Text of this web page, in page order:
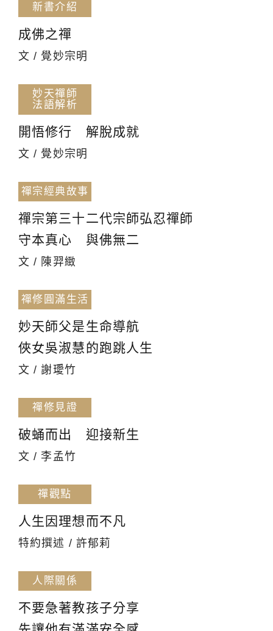
新書介紹
成佛之禪
文 / 覺妙宗明
妙天禪師
法語解析
開悟修行 解脫成就
文 / 覺妙宗明
禪宗經典故事
禪宗第三十二代宗師弘忍禪師
守本真心 與佛無二
文 / 陳羿緻
禪修圓滿生活
妙天師父是生命導航
俠女吳淑慧的跑跳人生
文 / 謝璦竹
禪修見證
破蛹而出 迎接新生
文 / 李孟竹
禪觀點
人生因理想而不凡
特約撰述 / 許郁莉
人際關係
不要急著教孩子分享